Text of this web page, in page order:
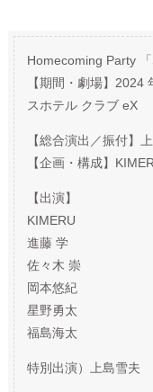
Homecoming Party 「
【期間・劇場】
スホテル クラブ eX
【総合演出／振付】
【企画・構成】
【出演】
KIMERU
進藤 学
佐々木 崇
岡本悠紀
星野勇太
福島海太
特別出演）上島雪夫